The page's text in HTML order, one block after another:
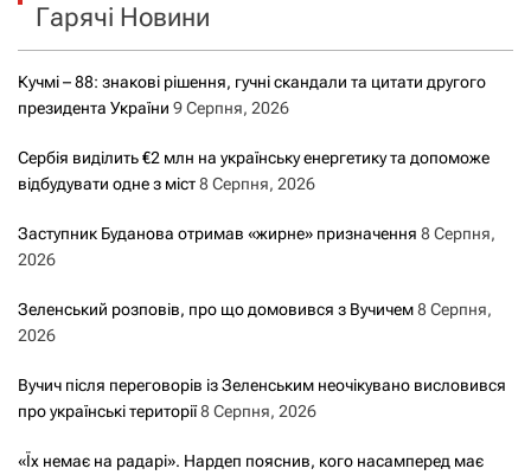
Гарячі Новини
Кучмі – 88: знакові рішення, гучні скандали та цитати другого
президента України 9 Серпня, 2026
Сербія виділить €2 млн на українську енергетику та допоможе
відбудувати одне з міст8 Серпня, 2026
Заступник Буданова отримав «жирне» призначення 8 Серпня,
2026
Зеленський розповів, про що домовився з Вучичем8 Серпня,
2026
Вучич після переговорів із Зеленським неочікувано висловився
про українські території8 Серпня, 2026
«Їх немає на радарі». Нардеп пояснив, кого насамперед має